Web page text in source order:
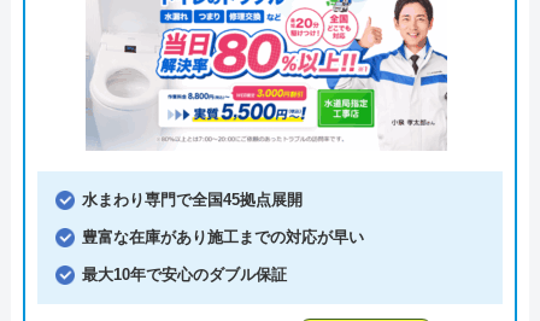
水まわり専門で全国45拠点展開
豊富な在庫があり施工までの対応が早い
最大10年で安心のダブル保証